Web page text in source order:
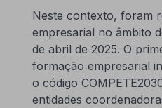
Neste contexto, foram
empresarial no âmbito
de abril de 2025. O
formação empresarial
o código
entidades